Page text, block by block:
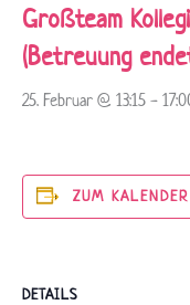
Großteam
(Betreuung
25. Februar @ 13:15-
ZUM
DETAILS